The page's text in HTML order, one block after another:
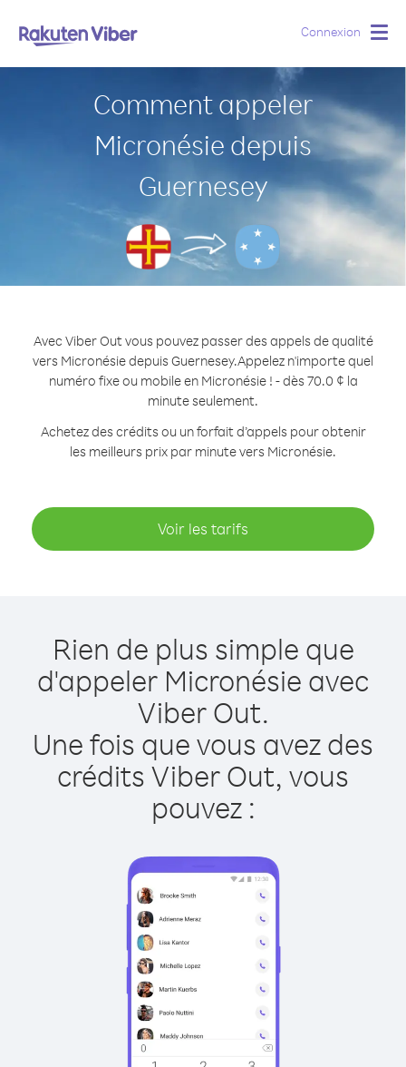
Connexion
Comment appeler
Micronésie depuis
Guernesey
Avec Viber Out vous pouvez passer des appels de qualité
vers Micronésie depuis Guernesey.Appelez n'importe quel
numéro fixe ou mobile en Micronésie ! - dès 70.0 ¢ la
minute seulement.
Achetez des crédits ou un forfait d’appels pour obtenir
les meilleurs prix par minute vers Micronésie.
Voir les tarifs
Rien de plus simple que
d'appeler Micronésie avec
Viber Out.
Une fois que vous avez des
crédits Viber Out, vous
pouvez :